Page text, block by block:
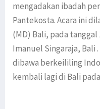
mengadakan ibadah
Pantekosta. Acara ini
(MD) Bali, pada tanggal
Imanuel Singaraja, Bali
dibawa berkeililing
kembali lagi di Bali